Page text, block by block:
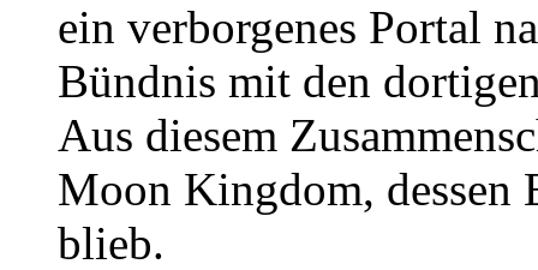
ein verborgenes Portal
Bündnis mit den
Aus diesem
Moon Kingdom, dessen
blieb.